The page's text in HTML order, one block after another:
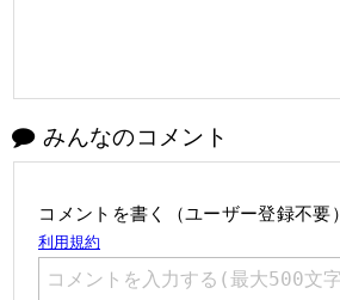
みんなのコメント
コメントを書く（ユーザー登録不要）